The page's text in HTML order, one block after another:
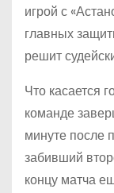
игрой с
главных
решит
Что касается
команде
минуте
забивший
концу матча